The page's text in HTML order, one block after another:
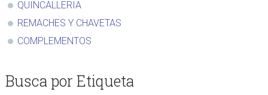
QUINCALLERIA
REMACHES Y CHAVETAS
COMPLEMENTOS
Busca por Etiqueta